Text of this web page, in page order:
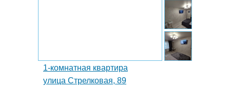
1-комнатная квартира
улица Стрелковая, 89